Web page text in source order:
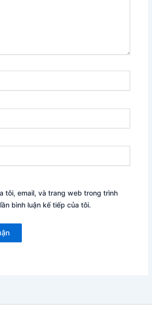
tôi, email, và trang web trong trình
bình luận kế tiếp của tôi.